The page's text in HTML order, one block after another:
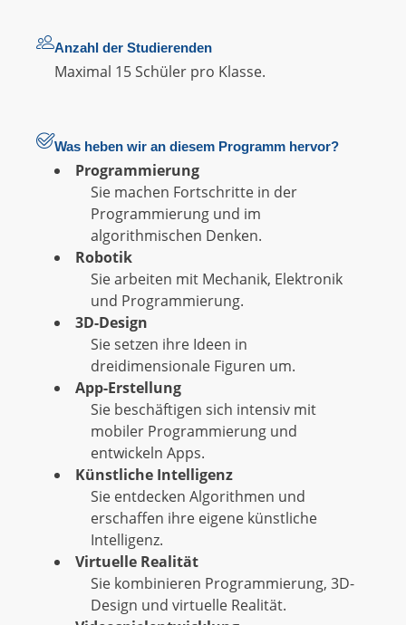
Anzahl der Studierenden
Maximal 15 Schüler pro Klasse.
Was heben wir an diesem Programm hervor?
Programmierung
Sie machen Fortschritte in der
Programmierung und im
algorithmischen Denken.
Robotik
Sie arbeiten mit Mechanik, Elektronik
und Programmierung.
3D-Design
Sie setzen ihre Ideen in
dreidimensionale Figuren um.
App-Erstellung
Sie beschäftigen sich intensiv mit
mobiler Programmierung und
entwickeln Apps.
Künstliche Intelligenz
Sie entdecken Algorithmen und
erschaffen ihre eigene künstliche
Intelligenz.
Virtuelle Realität
Sie kombinieren Programmierung, 3D-
Design und virtuelle Realität.